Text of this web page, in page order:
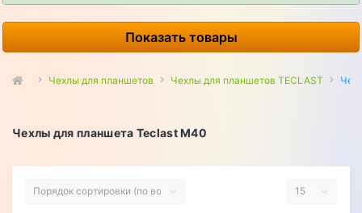
Показать товары
Чехлы для планшетов Чехлы для планшетов TECLAST
Чехлы для планшета Teclast M40